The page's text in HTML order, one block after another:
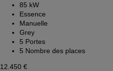
85 kW
Essence
Manuelle
Grey
5 Portes
5 Nombre des places
12.450 €